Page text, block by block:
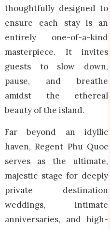
thoughtfully designed to
ensure each stay is an
entirely one-of-a-kind
masterpiece. It invites
guests to slow down,
pause, and breathe
amidst the ethereal
beauty of the island.
Far beyond an idyllic
haven, Regent Phu Quoc
serves as the ultimate,
majestic stage for deeply
private destination
weddings, intimate
anniversaries, and high-